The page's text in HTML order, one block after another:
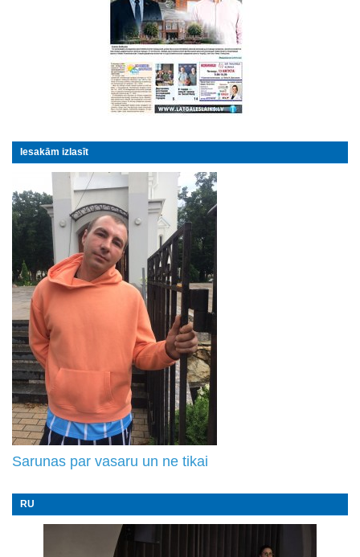
Iesakām izlasīt
Sarunas par vasaru un ne tikai
RU